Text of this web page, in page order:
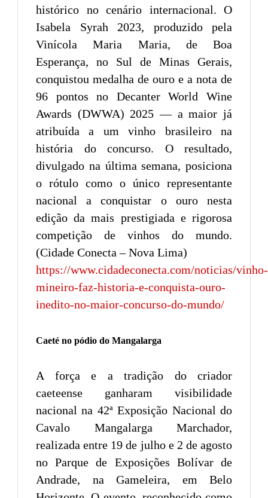
histórico no cenário internacional. O
Isabela Syrah 2023, produzido pela
Vinícola Maria Maria, de Boa
Esperança, no Sul de Minas Gerais,
conquistou medalha de ouro e a nota de
96 pontos no Decanter World Wine
Awards (DWWA) 2025 — a maior já
atribuída a um vinho brasileiro na
história do concurso. O resultado,
divulgado na última semana, posiciona
o rótulo como o único representante
nacional a conquistar o ouro nesta
edição da mais prestigiada e rigorosa
competição de vinhos do mundo.
(Cidade Conecta – Nova Lima)
https://www.cidadeconecta.com/noticias/vinho-
mineiro-faz-historia-e-conquista-ouro-
inedito-no-maior-concurso-do-mundo/
Caeté no pódio do Mangalarga
A força e a tradição do criador
caeteense ganharam visibilidade
nacional na 42ª Exposição Nacional do
Cavalo Mangalarga Marchador,
realizada entre 19 de julho e 2 de agosto
no Parque de Exposições Bolívar de
Andrade, na Gameleira, em Belo